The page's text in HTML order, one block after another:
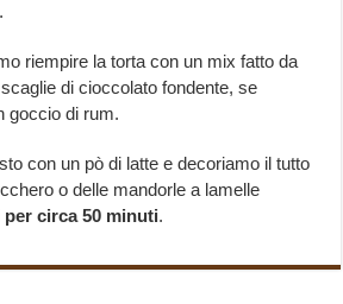
riempire la torta con un mix fatto da
di cioccolato fondente, se
goccio di rum.
con un pò di latte e decoriamo il tutto
o delle mandorle a lamelle
per circa 50 minuti.